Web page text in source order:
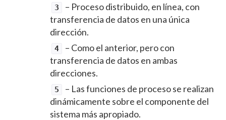
3
– Proceso distribuido, en línea, con
transferencia de datos en una única
dirección.
4
– Como el anterior, pero con
transferencia de datos en ambas
direcciones.
5
– Las funciones de proceso se realizan
dinámicamente sobre el componente del
sistema más apropiado.